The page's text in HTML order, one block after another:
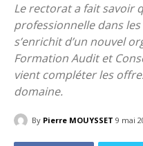
Le rectorat a fait savoir
professionnelle dans
s’enrichit d’un nouvel
Formation Audit et
vient compléter les
domaine.
By Pierre MOUYSSET 9 mai